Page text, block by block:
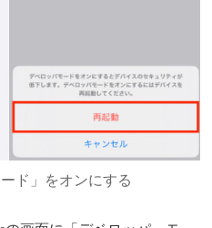
ド」をオンにする